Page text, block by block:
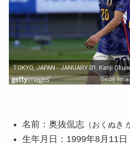
名前：奥抜侃志（おくぬき
生年月日：1999年8月11日